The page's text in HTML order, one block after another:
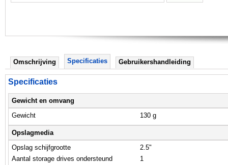
Omschrijving Specificaties Gebruikershandleiding
Specificaties
Gewicht en omvang
Gewicht
130 g
Opslagmedia
Opslag schijfgrootte
2.5"
Aantal storage drives ondersteund
1